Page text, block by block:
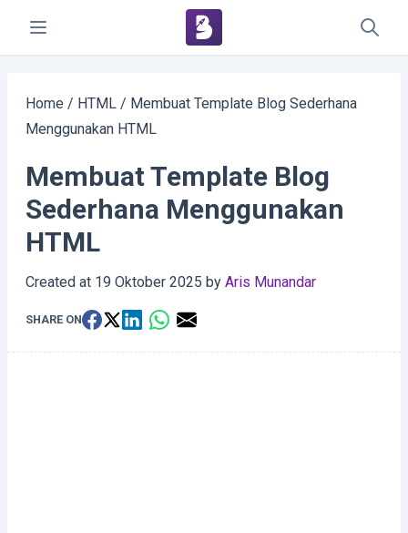
Home / HTML / Membuat Template Blog Sederhana
Menggunakan HTML
Membuat Template Blog
Sederhana Menggunakan
HTML
Created at 19 Oktober 2025 by Aris Munandar
SHARE ON